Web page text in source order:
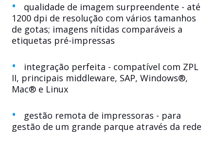
qualidade de imagem surpreendente - até
1200 dpi de resolução com vários tamanhos
de gotas; imagens nítidas comparáveis a
etiquetas pré-impressas
integração perfeita - compatível com ZPL
II, principais middleware, SAP, Windows®,
Mac® e Linux
gestão remota de impressoras - para
gestão de um grande parque através da rede